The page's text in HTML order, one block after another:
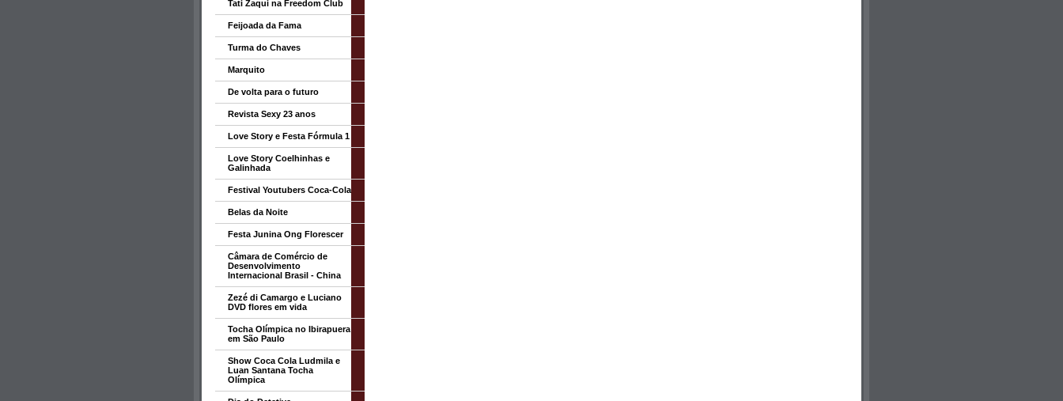
Tati Zaqui na Freedom Club
Feijoada da Fama
Turma do Chaves
Marquito
De volta para o futuro
Revista Sexy 23 anos
Love Story e Festa Fórmula 1
Love Story Coelhinhas e
Galinhada
Festival Youtubers Coca-Cola
Belas da Noite
Festa Junina Ong Florescer
Câmara de Comércio de
Desenvolvimento
Internacional Brasil - China
Zezé di Camargo e Luciano
DVD flores em vida
Tocha Olímpica no Ibirapuera
em São Paulo
Show Coca Cola Ludmila e
Luan Santana Tocha
Olímpica